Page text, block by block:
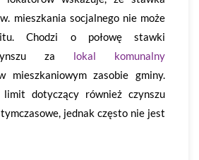
mieszkania socjalnego nie może
Chodzi o połowę stawki
za lokal komunalny
mieszkaniowym zasobie gminy.
dotyczący również czynszu
jednak często nie jest